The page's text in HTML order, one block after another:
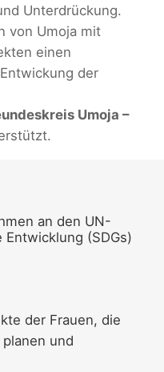
Unterdrückung.
von Umoja mit
einen
der
Umoja –
an den UN-
(SDGs)
der Frauen, die
und